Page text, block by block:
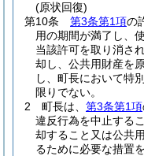
(原状回復)
第10条
第3条第1項の
用の期間が満了し、
当該許可を取り消さ
却し、公共用財産を
し、町長において特
限りでない。
2
町長は、 第3条第1項
違反行為を中止する
却すること又は公共
るために必要な措置